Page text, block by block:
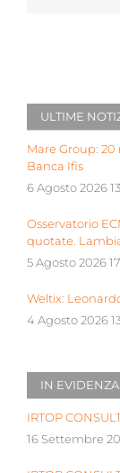
ULTIME
Mare Group:
Banca Ifis
6 Agosto 2026
Osservatorio
quotate.
5 Agosto 2026
Weltix:
4 Agosto 2026
IN EVIDENZA
IRTOP
16 Settembre